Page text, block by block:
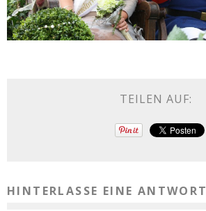
TEILEN AUF:
HINTERLASSE EINE ANTWORT